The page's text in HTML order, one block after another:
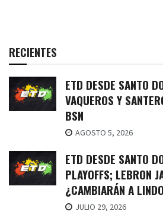
RECIENTES
ETD DESDE SANTO
VAQUEROS Y
BSN
AGOSTO 5, 2026
ETD DESDE SANTO
PLAYOFFS; LEBRON
¿CAMBIARÁN A
JULIO 29, 2026